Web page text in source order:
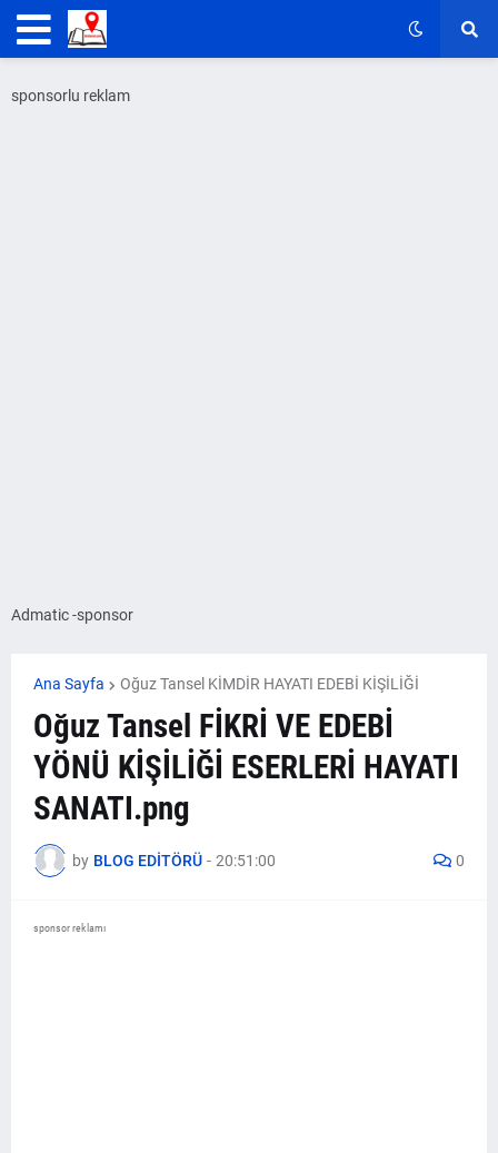
sponsorlu reklam
Admatic -sponsor
Ana Sayfa Oğuz Tansel KİMDİR HAYATI EDEBİ KİŞİLİĞİ
Oğuz Tansel FİKRİ VE EDEBİ
YÖNÜ KİŞİLİĞİ ESERLERİ HAYATI
SANATI.png
by BLOG EDİTÖRÜ - 20:51:00 0
sponsor reklamı